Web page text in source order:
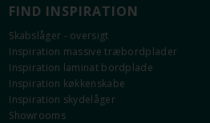
FIND INSPIRATION
Skabslåger - oversigt
Inspiration massive træbordplader
Inspiration laminat bordplade
Inspiration køkkenskabe
Inspiration skydelåger
Showrooms